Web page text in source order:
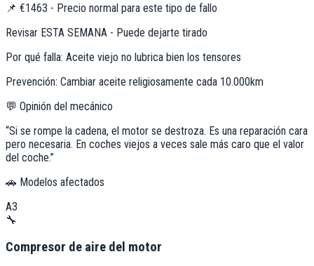
📌 €1463 - Precio normal para este tipo de fallo
Revisar ESTA SEMANA - Puede dejarte tirado
Por qué falla: Aceite viejo no lubrica bien los tensores
Prevención: Cambiar aceite religiosamente cada 10.000km
💬 Opinión del mecánico
“Si se rompe la cadena, el motor se destroza. Es una reparación cara
pero necesaria. En coches viejos a veces sale más caro que el valor
del coche.”
🚗 Modelos afectados
A3
🔧
Compresor de aire del motor